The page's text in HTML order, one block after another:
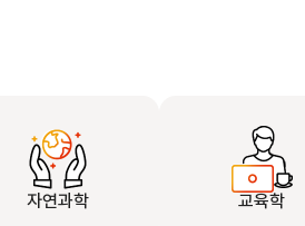
자연과학 교육학